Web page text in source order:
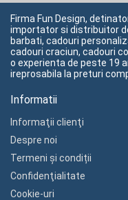
Firma Fun Design,
importator si distribuitor
barbati, cadouri
cadouri craciun, cadouri
o experienta de peste 19
ireprosabila la preturi
Informatii
Informaţii clienţi
Despre noi
Termeni și condiții
Confidenţialitate
Cookie-uri